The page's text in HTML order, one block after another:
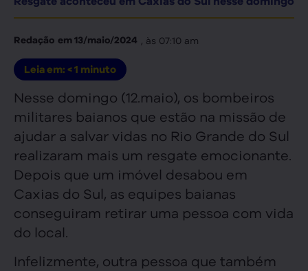
Redação em13/maio/2024 , às 07:10 am
Leia em: < 1 minuto
Nesse domingo (12.maio), os bombeiros
militares baianos que estão na missão de
ajudar a salvar vidas no Rio Grande do Sul
realizaram mais um resgate emocionante.
Depois que um imóvel desabou em
Caxias do Sul, as equipes baianas
conseguiram retirar uma pessoa com vida
do local.
Infelizmente, outra pessoa que também